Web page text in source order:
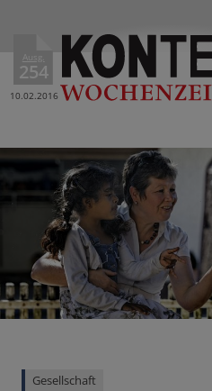
Ausg.
254
10.02.2016
Gesellschaft